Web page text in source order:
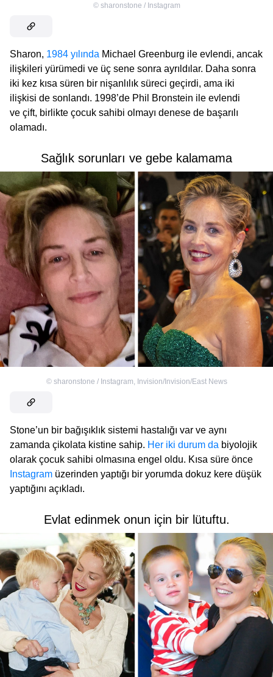
© sharonstone / Instagram
Sharon, 1984 yılında Michael Greenburg ile evlendi, ancak
ilişkileri yürümedi ve üç sene sonra ayrıldılar. Daha sonra
iki kez kısa süren bir nişanlılık süreci geçirdi, ama iki
ilişkisi de sonlandı. 1998’de Phil Bronstein ile evlendi
ve çift, birlikte çocuk sahibi olmayı denese de başarılı
olamadı.
Sağlık sorunları ve gebe kalamama
© sharonstone / Instagram Invision/Invision/East News
Stone’un bir bağışıklık sistemi hastalığı var ve aynı
zamanda çikolata kistine sahip. Her iki durum da biyolojik
olarak çocuk sahibi olmasına engel oldu. Kısa süre önce
Instagram üzerinden yaptığı bir yorumda dokuz kere düşük
yaptığını açıkladı.
Evlat edinmek onun için bir lütuftu.